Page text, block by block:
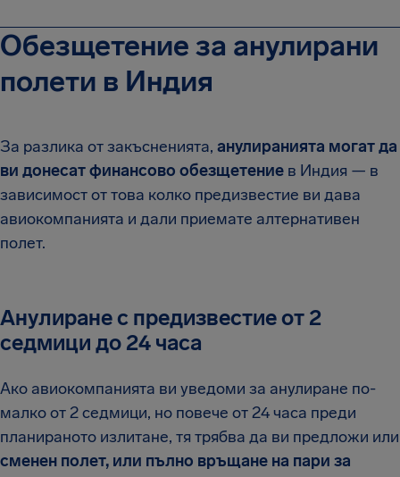
Обезщетение за анулирани
полети в Индия
За разлика от закъсненията, анулиранията могат да
ви донесат финансово обезщетение в Индия — в
зависимост от това колко предизвестие ви дава
авиокомпанията и дали приемате алтернативен
полет.
Анулиране с предизвестие от 2
седмици до 24 часа
Ако авиокомпанията ви уведоми за анулиране по-
малко от 2 седмици, но повече от 24 часа преди
планираното излитане, тя трябва да ви предложи или
сменен полет, или пълно връщане на пари за